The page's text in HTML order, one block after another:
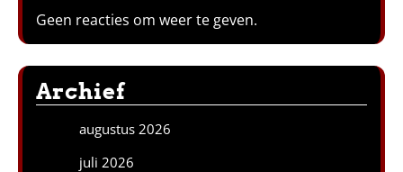
Geen reacties om weer te geven.
Archief
augustus 2026
juli 2026